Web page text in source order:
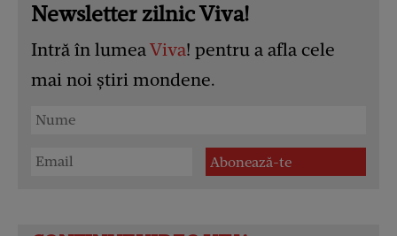
Newsletter zilnic Viva!
Intră în lumeaViva! pentru a afla cele
mai noi știri mondene.